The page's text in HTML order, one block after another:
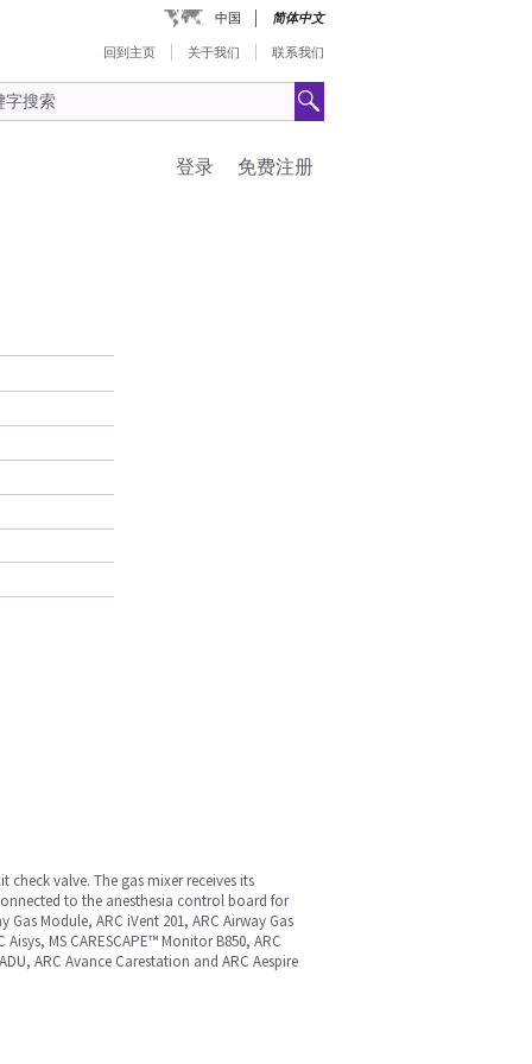
中国 简体中文
回到主页 关于我们 联系我们
免费注册
登录
valve. The gas mixer receives its
to the anesthesia control board for
Module, ARC iVent 201, ARC Airway Gas
MS CARESCAPE™ Monitor B850, ARC
ARC Avance Carestation and ARC Aespire